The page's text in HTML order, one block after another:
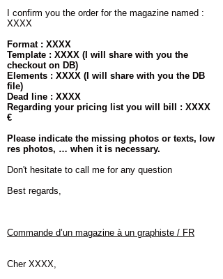
I confirm you the order for the magazine named :
XXXX
Format : XXXX
Template : XXXX (I will share with you the
checkout on DB)
Elements : XXXX (I will share with you the DB
file)
Dead line : XXXX
Regarding your pricing list you will bill : XXXX
€
Please indicate the missing photos or texts, low
res photos, … when it is necessary.
Don't hesitate to call me for any question
Best regards,
Commande d’un magazine à un graphiste / FR
Cher XXXX,